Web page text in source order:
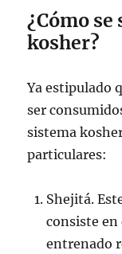
¿Cómo
kosher?
Ya estipulado
ser
sistema
particulares:
Shejitá.
consiste
entrenado